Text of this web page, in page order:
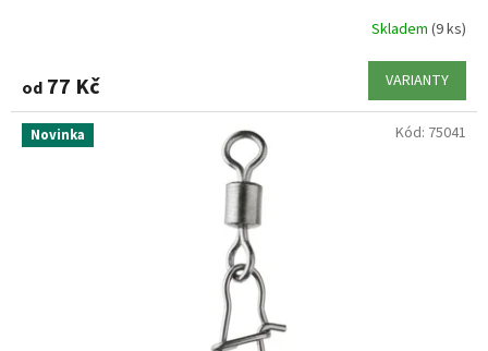
Skladem (9 ks)
od 77 Kč VARIANTY
Novinka Kód: 75041